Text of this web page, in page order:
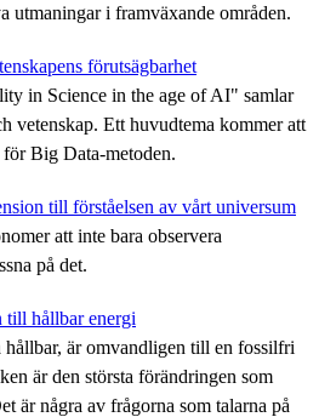
utmaningar i framväxande områden.
förutsägbarhet
in Science in the age of AI" samlar
vetenskap. Ett huvudtema kommer att
för Big Data-metoden.
till förståelsen av vårt universum
att inte bara observera
på det.
till hållbar energi
är omvandligen till en fossilfri
är den största förändringen som
är några av frågorna som talarna på